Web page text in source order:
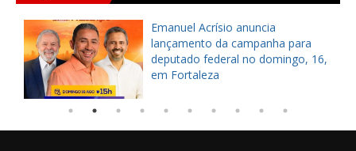
Emanuel Acrísio anuncia
lançamento da campanha para
deputado federal no domingo, 16,
em Fortaleza